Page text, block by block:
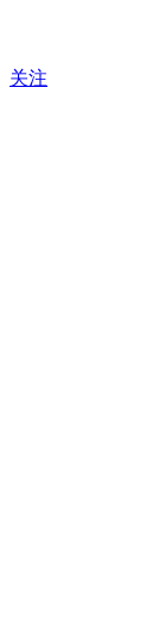
关注